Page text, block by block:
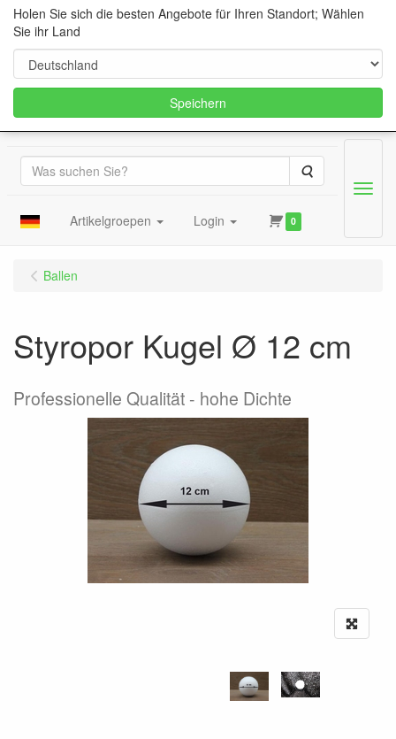
Suche
Artikelgroepen Login 0
Menu
Ballen
Styropor Kugel Ø 12 cm
Professionelle Qualität - hohe Dichte
Holen Sie sich die besten Angebote für Ihren Standort; Wählen
Sie ihr Land
Speichern